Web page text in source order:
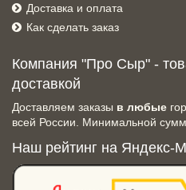
Доставка и оплата
Как сделать заказ
Компания "Про Сыр" -
доставкой
Доставляем заказы в любые
всей России. Минимальной
Наш рейтинг на Яндекс-